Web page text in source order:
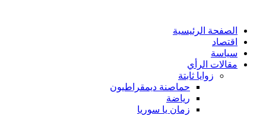
الصفحة الرئيسية
اقتصاد
سياسة
مقالات الرأي
زوايا ثابتة
حماصنة ديمقراطيون
رياضة
زمان يا سوريا